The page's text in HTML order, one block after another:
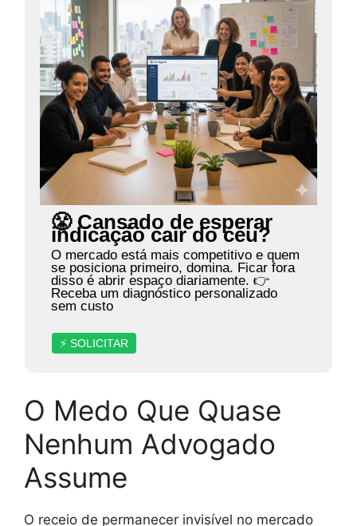
😤 Cansado de esperar
indicação cair do céu?
O mercado está mais competitivo e quem
se posiciona primeiro, domina. Ficar fora
disso é abrir espaço diariamente. 👉
Receba um diagnóstico personalizado
sem custo
⚡ SOLICITAR
O Medo Que Quase
Nenhum Advogado
Assume
O receio de permanecer invisível no mercado